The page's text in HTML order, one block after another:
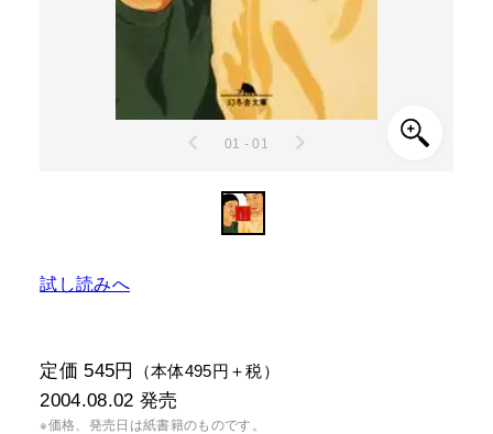
01 - 01
試し読みへ
定価 545円 （本体495円＋税）
2004.08.02 発売
※価格、発売日は紙書籍のものです。